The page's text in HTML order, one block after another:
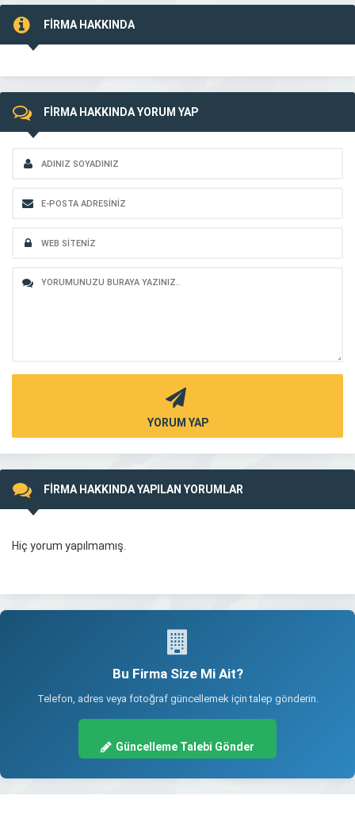
FİRMA HAKKINDA
FİRMA HAKKINDA YORUM YAP
YORUM YAP
FİRMA HAKKINDA YAPILAN YORUMLAR
Hiç yorum yapılmamış.
Bu Firma Size Mi Ait?
Telefon, adres veya fotoğraf güncellemek için talep gönderin.
Güncelleme Talebi Gönder